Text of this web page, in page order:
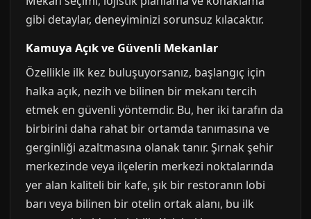
gibi detaylar, deneyiminizi sorunsuz kılacaktır.
Kamuya Açık ve Güvenli Mekanlar
Özellikle ilk kez buluşuyorsanız, başlangıç için
halka açık, nezih ve bilinen bir mekanı tercih
etmek en güvenli yöntemdir. Bu, her iki tarafın da
birbirini daha rahat bir ortamda tanımasına ve
gerginliği azaltmasına olanak tanır. Şırnak şehir
merkezinde veya ilçelerin merkezi noktalarında
yer alan kaliteli bir kafe, şık bir restoranın lobi
barı veya bilinen bir otelin ortak alanı, bu ilk